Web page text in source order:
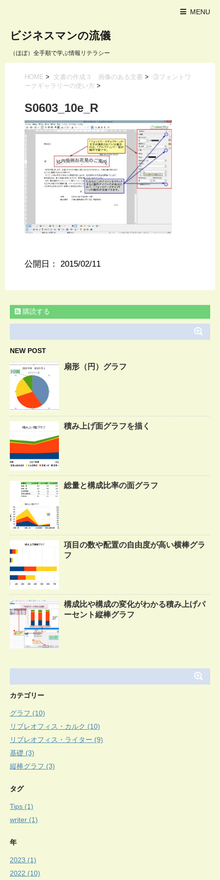
MENU
ビジネスマンの流儀
（ほぼ）全手順で学ぶ情報リテラシー
HOME > 文書の作成３ 画像のある文書 > ③フォントワ
ークギャラリーの使い方 >
S0603_10e_R
公開日： 2015/02/11
購読する
NEW POST
扇形（円）グラフ
積み上げ面グラフを描く
総量と構成比率の面グラフ
項目の数や配置の自由度が高い横棒グラ
フ
構成比や構成の変化がわかる積み上げパ
ーセント縦棒グラフ
カテゴリー
グラフ (10)
リブレオフィス・カルク (10)
リブレオフィス・ライター (9)
基礎 (3)
縦棒グラフ (3)
タグ
Tips (1)
writer (1)
年
2023 (1)
2022 (10)